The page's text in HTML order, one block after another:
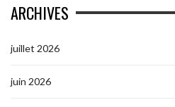
ARCHIVES
juillet 2026
juin 2026